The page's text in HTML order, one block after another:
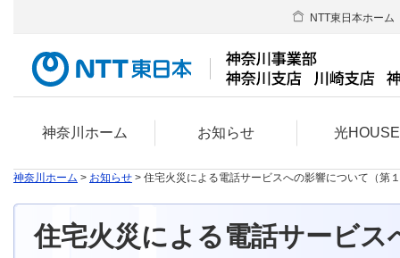
神奈川ホーム お知らせ 光HOUSE
NTT東日本ホーム
神奈川ホーム > お知らせ > 住宅火災による電話サービスへの影響について（第
住宅火災による電話サービス